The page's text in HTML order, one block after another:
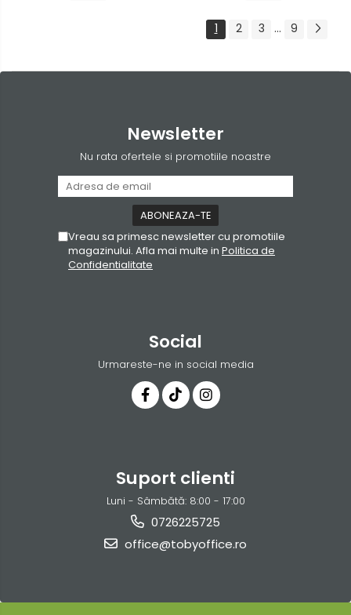
1 2 3 ... 9
Newsletter
Nu rata ofertele si promotiile noastre
Vreau sa primesc newsletter cu promotiile
magazinului. Afla mai multe in Politica de
Confidentialitate
Social
Urmareste-ne in social media
Suport clienti
Luni - Sâmbătă: 8:00 - 17:00
0726225725
office@tobyoffice.ro